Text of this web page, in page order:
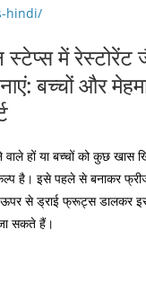
hindi/
में रेस्टोरेंट
बच्चों और
हों या बच्चों को कुछ खास
है। इसे पहले से बनाकर
से ड्राई फ्रूट्स डालकर
सकते हैं।